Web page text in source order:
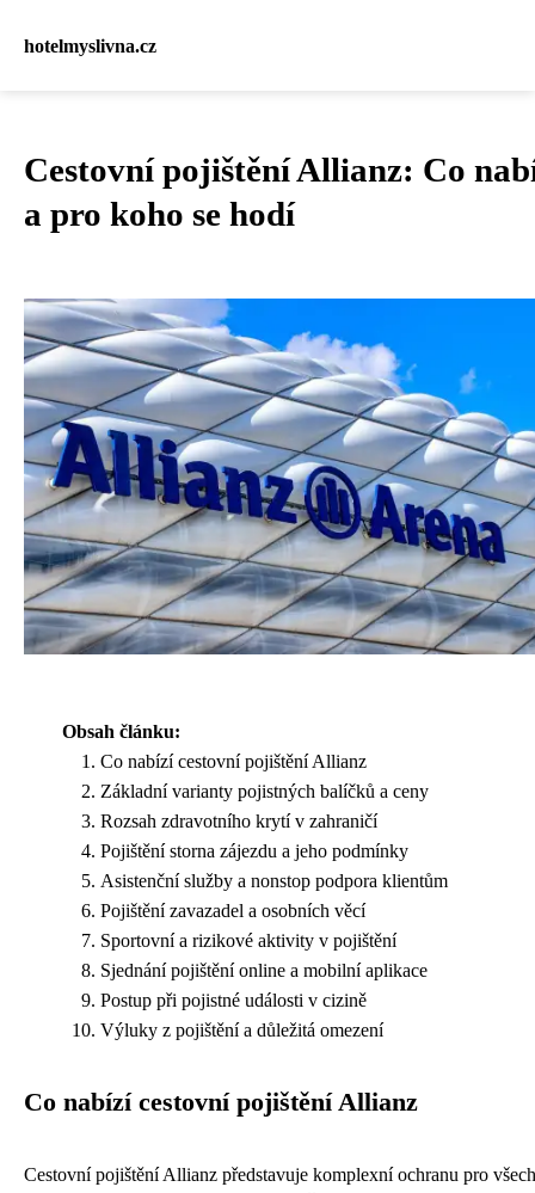
hotelmyslivna.cz
Cestovní pojištění Allianz: Co
a pro koho se hodí
Obsah článku:
Co nabízí cestovní pojištění Allianz
Základní varianty pojistných balíčků a ceny
Rozsah zdravotního krytí v zahraničí
Pojištění storna zájezdu a jeho podmínky
Asistenční služby a nonstop podpora klientům
Pojištění zavazadel a osobních věcí
Sportovní a rizikové aktivity v pojištění
Sjednání pojištění online a mobilní aplikace
Postup při pojistné události v cizině
Výluky z pojištění a důležitá omezení
Co nabízí cestovní pojištění Allianz
Cestovní pojištění Allianz představuje komplexní ochranu pro